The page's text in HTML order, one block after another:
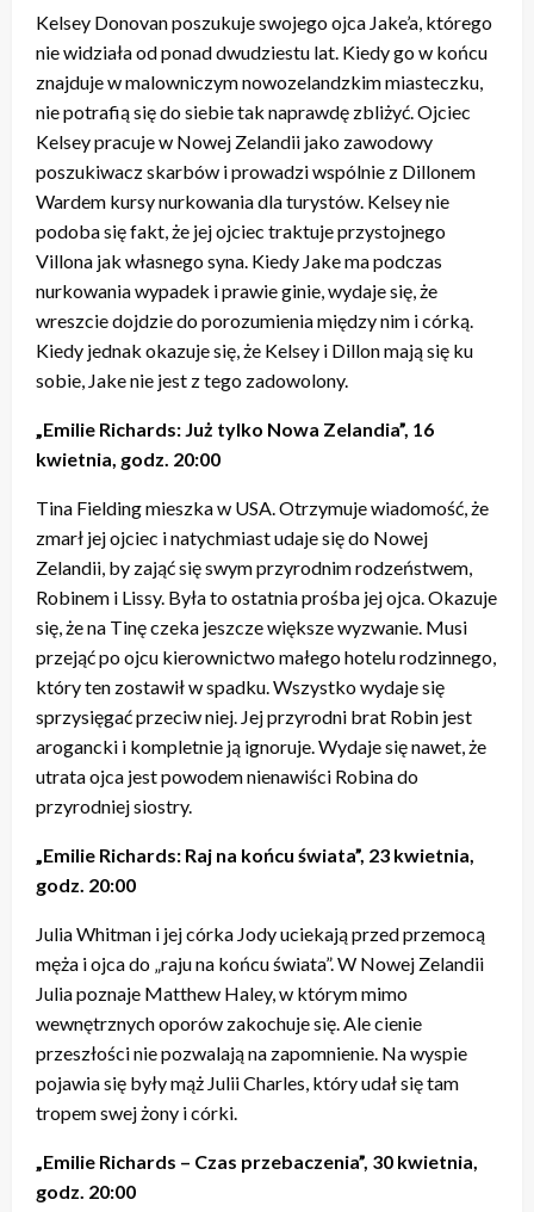
Kelsey Donovan poszukuje swojego ojca Jake’a, którego
nie widziała od ponad dwudziestu lat. Kiedy go w końcu
znajduje w malowniczym nowozelandzkim miasteczku,
nie potrafią się do siebie tak naprawdę zbliżyć. Ojciec
Kelsey pracuje w Nowej Zelandii jako zawodowy
poszukiwacz skarbów i prowadzi wspólnie z Dillonem
Wardem kursy nurkowania dla turystów. Kelsey nie
podoba się fakt, że jej ojciec traktuje przystojnego
Villona jak własnego syna. Kiedy Jake ma podczas
nurkowania wypadek i prawie ginie, wydaje się, że
wreszcie dojdzie do porozumienia między nim i córką.
Kiedy jednak okazuje się, że Kelsey i Dillon mają się ku
sobie, Jake nie jest z tego zadowolony.
„Emilie Richards: Już tylko Nowa Zelandia”, 16
kwietnia, godz. 20:00
Tina Fielding mieszka w USA. Otrzymuje wiadomość, że
zmarł jej ojciec i natychmiast udaje się do Nowej
Zelandii, by zająć się swym przyrodnim rodzeństwem,
Robinem i Lissy. Była to ostatnia prośba jej ojca. Okazuje
się, że na Tinę czeka jeszcze większe wyzwanie. Musi
przejąć po ojcu kierownictwo małego hotelu rodzinnego,
który ten zostawił w spadku. Wszystko wydaje się
sprzysięgać przeciw niej. Jej przyrodni brat Robin jest
arogancki i kompletnie ją ignoruje. Wydaje się nawet, że
utrata ojca jest powodem nienawiści Robina do
przyrodniej siostry.
„Emilie Richards: Raj na końcu świata”, 23 kwietnia,
godz. 20:00
Julia Whitman i jej córka Jody uciekają przed przemocą
męża i ojca do „raju na końcu świata”. W Nowej Zelandii
Julia poznaje Matthew Haley, w którym mimo
wewnętrznych oporów zakochuje się. Ale cienie
przeszłości nie pozwalają na zapomnienie. Na wyspie
pojawia się były mąż Julii Charles, który udał się tam
tropem swej żony i córki.
„Emilie Richards – Czas przebaczenia”, 30 kwietnia,
godz. 20:00